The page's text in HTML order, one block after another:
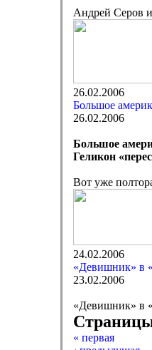
Андрей Серов
26.02.2006
Большое
26.02.2006
Большое
Геликон
Вот уже
24.02.2006
«Девишник» в
23.02.2006
«Девишник» в
« первая